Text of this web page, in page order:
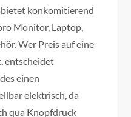
konkomitierend
Monitor, Laptop,
Wer Preis auf eine
entscheidet
einen
elektrisch, da
qua Knopfdruck